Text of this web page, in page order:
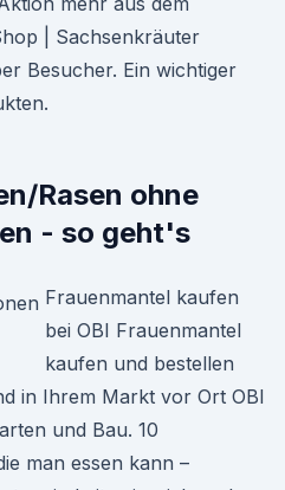
| Sachsenkräuter
Besucher. Ein wichtiger
Rasen ohne
- so geht's
Frauenmantel kaufen
bei OBI Frauenmantel
kaufen und bestellen
in Ihrem Markt vor Ort OBI
und Bau. 10
man essen kann –